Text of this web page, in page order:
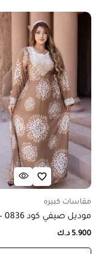
مقاسات كبيره
موديل صيفي كود 0836 – بني
5.900 د.ك